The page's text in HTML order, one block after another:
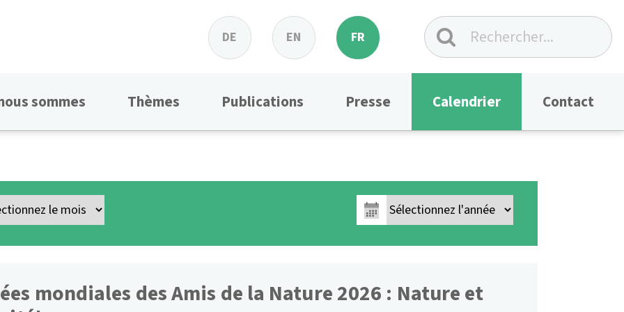
DE EN FR
sommes Thèmes Publications Presse Calendrier Contact
mondiales des Amis de la Nature 2026 : Nature et